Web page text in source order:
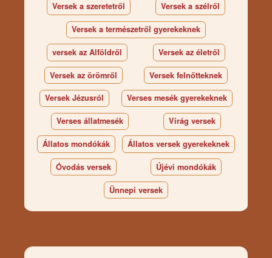
Versek a szeretetről Versek a szélről
Versek a természetről gyerekeknek
versek az Alföldről Versek az életről
Versek az örömről Versek felnőtteknek
Versek Jézusról Verses mesék gyerekeknek
Verses állatmesék Virág versek
Állatos mondókák Állatos versek gyerekeknek
Óvodás versek Újévi mondókák
Ünnepi versek